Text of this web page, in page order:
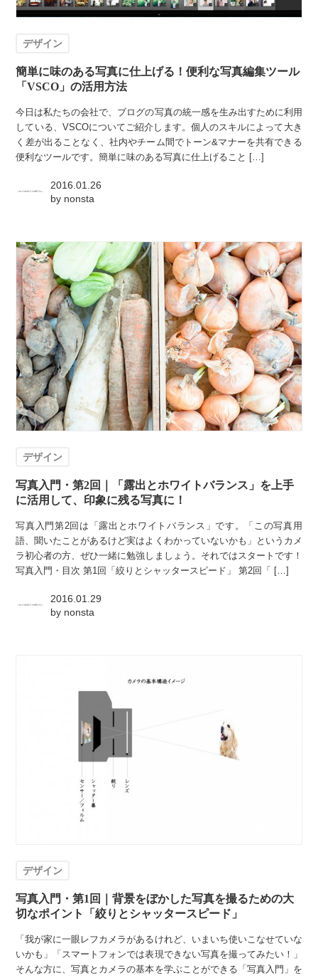
デザイン
簡単に味のある写真に仕上げる！便利な写真編集ツール
「VSCO」の活用方法
今日は私たちの会社で、ブログの写真の統一感を生み出すために利用
している、VSCOについてご紹介します。個人のスキルによって大き
く差が出ることなく、社内やチーム間でトーン&マナーを共有できる
便利なツールです。簡単に味のある写真に仕上げること […]
2016.01.26
by nonsta
デザイン
写真入門・第2回｜「露出とホワイトバランス」を上手
に活用して、印象に残る写真に！
写真入門第2回は「露出とホワイトバランス」です。「この写真用
語、聞いたことがあるけど実はよくわかっていないかも」というカメ
ラ初心者の方、ぜひ一緒に勉強しましょう。それではスタートです！
写真入門・目次 第1回「絞りとシャッタースピード」 第2回「 […]
2016.01.29
by nonsta
デザイン
写真入門・第1回｜背景をぼかした写真を撮るための大
切なポイント「絞りとシャッタースピード」
「我が家に一眼レフカメラがあるけれど、いまいち使いこなせていな
いかも」「スマートフォンでは表現できない写真を撮ってみたい！」
そんな方に、写真とカメラの基本を学ぶことができる「写真入門」を